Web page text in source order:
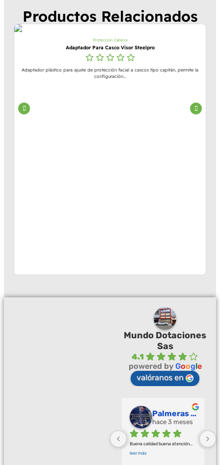
Productos Relacionados
Protección Cabeza
Adaptador Para Casco Visor Steelpro
Adaptador plástico para ajuste de protección facial a cascos tipo capitán, permite la
configuración...
Mundo Dotaciones
Sas
4.1
powered by Google
valóranos en
Palmeras Doradas
hace 3 meses
Buena calidad buena atención
leer más